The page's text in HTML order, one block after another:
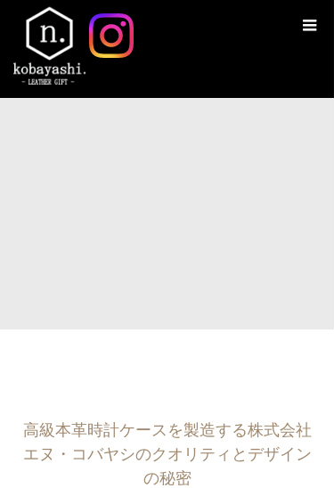
高級本革時計ケースを製造する株式会社
エヌ・コバヤシのクオリティとデザイン
の秘密